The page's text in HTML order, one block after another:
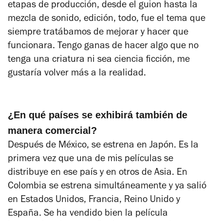
etapas de producción, desde el guion hasta la
mezcla de sonido, edición, todo, fue el tema que
siempre tratábamos de mejorar y hacer que
funcionara. Tengo ganas de hacer algo que no
tenga una criatura ni sea ciencia ficción, me
gustaría volver más a la realidad.
¿En qué países se exhibirá también de
manera comercial?
Después de México, se estrena en Japón. Es la
primera vez que una de mis películas se
distribuye en ese país y en otros de Asia. En
Colombia se estrena simultáneamente y ya salió
en Estados Unidos, Francia, Reino Unido y
España. Se ha vendido bien la película